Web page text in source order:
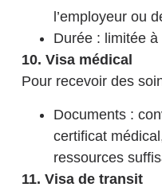
l’employeur ou
Durée : limitée
10. Visa médical
Pour recevoir des
Documents :
certificat
ressources
11. Visa de transit